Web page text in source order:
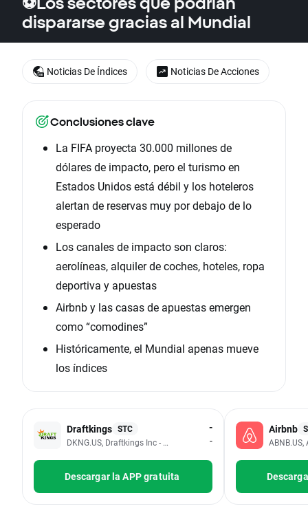
dispararse gracias al Mundial
Conclusiones clave
La FIFA proyecta 30.000 millones de
dólares de impacto, pero el turismo en
Estados Unidos está débil y los hoteleros
alertan de reservas muy por debajo de lo
esperado
Los canales de impacto son claros:
aerolíneas, alquiler de coches, hoteles, ropa
deportiva y apuestas
Airbnb y las casas de apuestas emergen
como “comodines”
Históricamente, el Mundial apenas mueve
los índices
Draftkings STC
DKNG.US, Draftkings Inc - Class A
-
-
Descargar la APP gratuita
Airbnb
Noticias De Índices Noticias De Acciones